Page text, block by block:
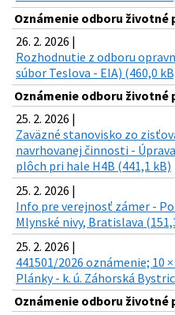
Oznámenie odboru životné
26. 2. 2026 |
Rozhodnutie z odboru
súbor Teslova - EIA) (460,0
Oznámenie odboru životné
25. 2. 2026 |
Zaväzné stanovisko zo
navrhovanej činnosti -
plôch pri hale H4B (441,1 kB)
25. 2. 2026 |
Info pre verejnosť zámer -
Mlynské nivy, Bratislava
25. 2. 2026 |
441501/2026 oznámenie; 10
Plánky - k. ú. Záhorská
Oznámenie odboru životné